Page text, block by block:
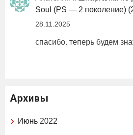
Soul (PS — 2 поколение)
28.11.2025
спасибо. теперь будем
Архивы
Июнь 2022